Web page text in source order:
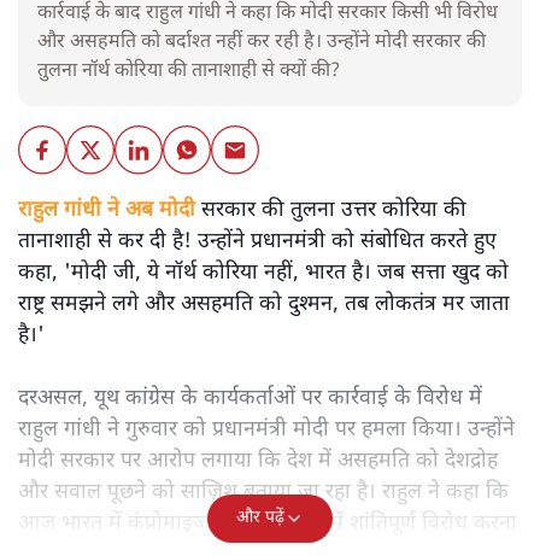
कार्रवाई के बाद राहुल गांधी ने कहा कि मोदी सरकार किसी भी विरोध
और असहमति को बर्दाश्त नहीं कर रही है। उन्होंने मोदी सरकार की
तुलना नॉर्थ कोरिया की तानाशाही से क्यों की?
राहुल गांधी ने अब मोदीसरकार की तुलना उत्तर कोरिया की
तानाशाही से कर दी है! उन्होंने प्रधानमंत्री को संबोधित करते हुए
कहा, 'मोदी जी, ये नॉर्थ कोरिया नहीं, भारत है। जब सत्ता खुद को
राष्ट्र समझने लगे और असहमति को दुश्मन, तब लोकतंत्र मर जाता
है।'
दरअसल, यूथ कांग्रेस के कार्यकर्ताओं पर कार्रवाई के विरोध में
राहुल गांधी ने गुरुवार को प्रधानमंत्री मोदी पर हमला किया। उन्होंने
मोदी सरकार पर आरोप लगाया कि देश में असहमति को देशद्रोह
और सवाल पूछने को साज़िश बताया जा रहा है। राहुल ने कहा कि
आज भारत में कंप्रोमाइज्ड पीएम के राज में शांतिपूर्ण विरोध करना
और पढ़ें